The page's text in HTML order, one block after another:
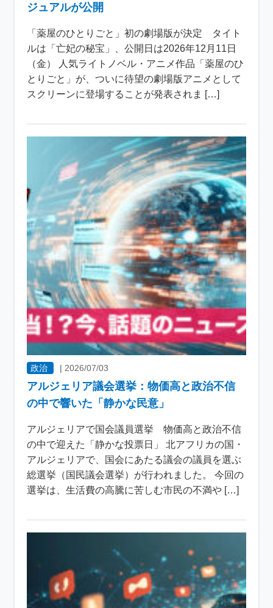
ジュアルが公開
「薬屋のひとりごと」初の劇場版が決定 タイト
ルは「亡妃の秘宝」、公開日は2026年12月11日
（金） 人気ライトノベル・アニメ作品「薬屋のひ
とりごと」が、ついに待望の劇場版アニメとして
スクリーンに登場することが発表されま […]
政治 | 2026/07/03
アルジェリア議会選挙：物価高と政治不信
の中で響いた「静かな民意」
アルジェリアで国会議員選挙 物価高と政治不信
の中で迎えた「静かな投票日」 北アフリカの国・
アルジェリアで、国会にあたる議会の議員を選ぶ
総選挙（国民議会選挙）が行われました。 今回の
選挙は、生活費の高騰に苦しむ市民の不満や […]